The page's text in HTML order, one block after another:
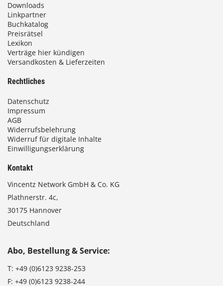
€
Downloads
Linkpartner
Buchkatalog
Preisrätsel
Lexikon
Verträge hier kündigen
Versandkosten & Lieferzeiten
Rechtliches
Datenschutz
Impressum
AGB
Widerrufsbelehrung
Widerruf für digitale Inhalte
Einwilligungserklärung
Kontakt
Vincentz Network GmbH & Co. KG
Plathnerstr. 4c,
30175 Hannover
Deutschland
Abo, Bestellung & Service:
T: +49 (0)6123 9238-253
F: +49 (0)6123 9238-244